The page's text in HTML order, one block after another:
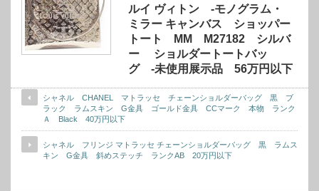
ルイ ヴィトン -モノグラム・
ミラー キャンバス ショッパー
トート MM M27182 シルバ
ー ショルダートートバッ
グ -未使用展示品 56万円以下
シャネル CHANEL マトラッセ チェーンショルダーバッグ 黒 ブ
ラック ラムスキン G金具 ゴールド金具 CCマーク 本物 ランク
Ａ Black 40万円以下
シャネル フリンジ マトラッセ チェーンショルダーバッグ 黒 ラムス
キン G金具 斜めステッチ ランクAB 20万円以下